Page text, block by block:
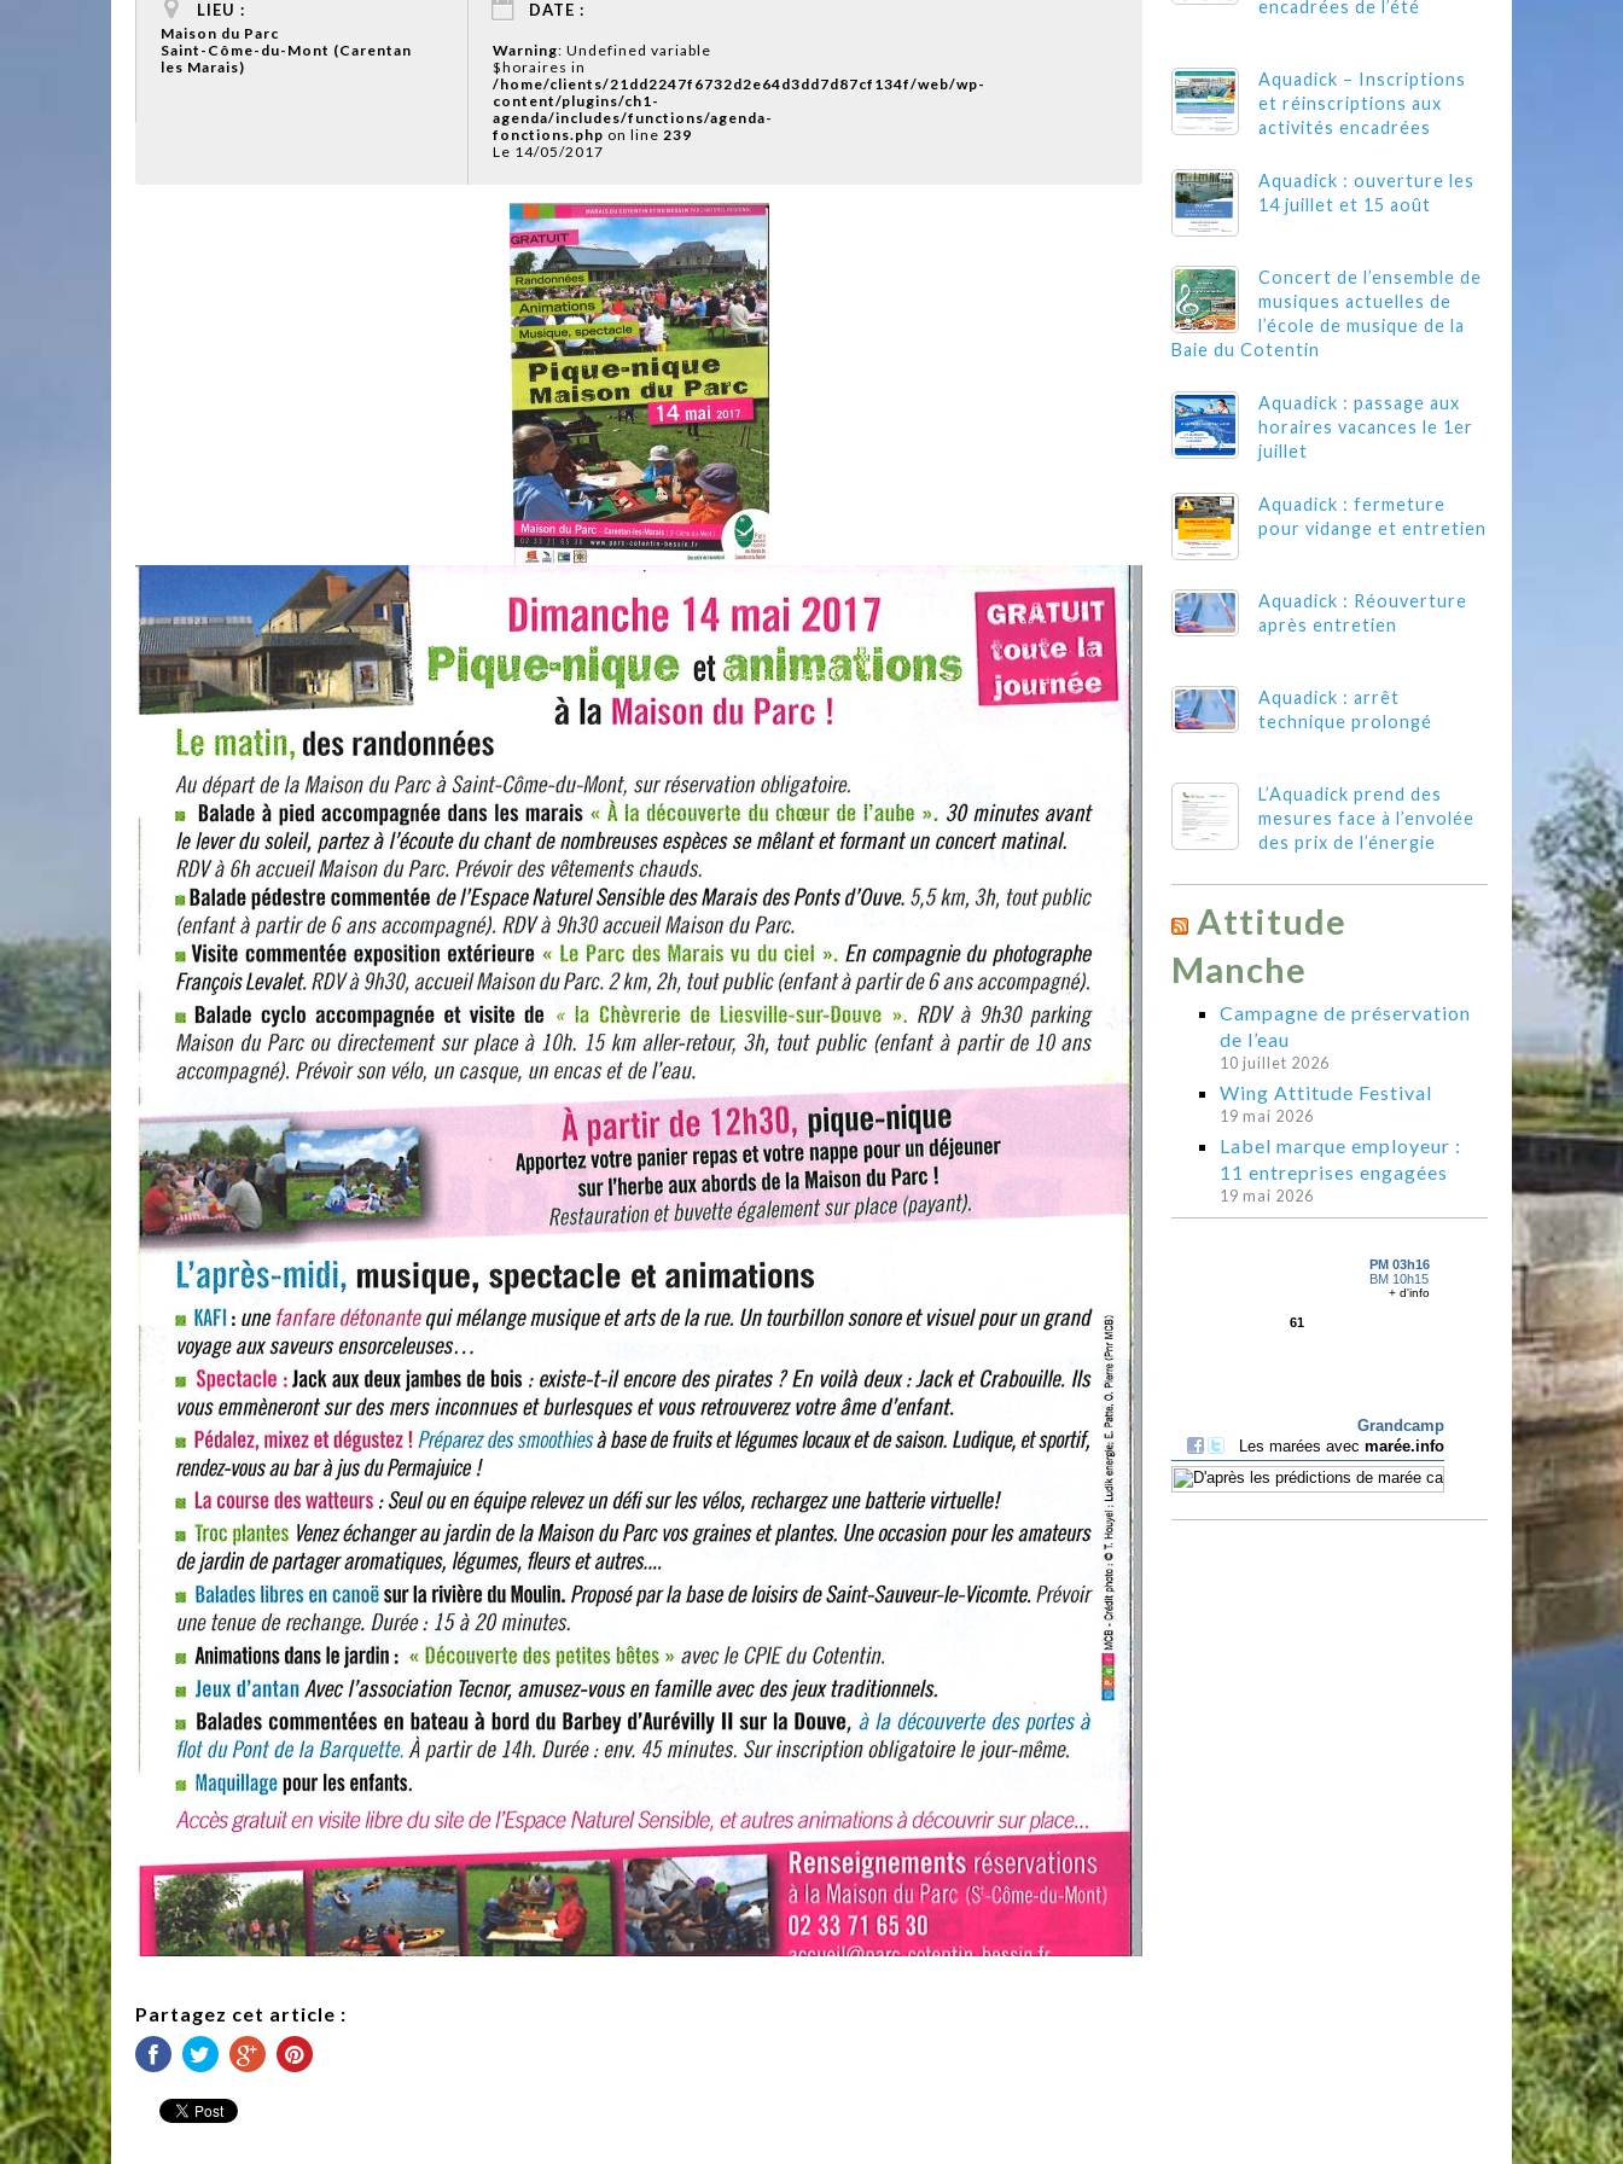
LIEU :
Maison du Parc
Saint-Côme-du-Mont (Carentan
les Marais)
DATE :
Warning: Undefined variable
$horaires in
/home/clients/21dd2247f6732d2e64d3dd7d87cf134f/web/wp-
content/plugins/ch1-
agenda/includes/functions/agenda-
fonctions.php on line239
Le 14/05/2017
Partagez cet article :
encadrées de l’été
Aquadick – Inscriptions
et réinscriptions aux
activités encadrées
Aquadick : ouverture les
14 juillet et 15 août
Concert de l’ensemble de
musiques actuelles de
l’école de musique de la
Baie du Cotentin
Aquadick : passage aux
horaires vacances le 1er
juillet
Aquadick : fermeture
pour vidange et entretien
Aquadick : Réouverture
après entretien
Aquadick : arrêt
technique prolongé
L’Aquadick prend des
mesures face à l’envolée
des prix de l’énergie
Attitude
Manche
Campagne de préservation
de l’eau
10 juillet 2026
Wing Attitude Festival
19 mai 2026
Label marque employeur :
11 entreprises engagées
19 mai 2026